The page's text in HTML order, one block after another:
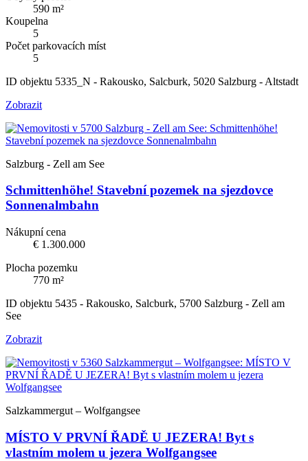
590 m²
Koupelna
5
Počet parkovacích míst
5
ID objektu 5335_N - Rakousko, Salcburk, 5020 Salzburg - Altstadt
Zobrazit
Salzburg - Zell am See
Schmittenhöhe! Stavební pozemek na sjezdovce
Sonnenalmbahn
Nákupní cena
€ 1.300.000
Plocha pozemku
770 m²
ID objektu 5435 - Rakousko, Salcburk, 5700 Salzburg - Zell am
See
Zobrazit
Salzkammergut – Wolfgangsee
MÍSTO V PRVNÍ ŘADĚ U JEZERA! Byt s
vlastním molem u jezera Wolfgangsee